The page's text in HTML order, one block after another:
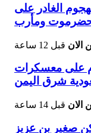
الغادر على
ومأرب
الان قبل 12 ساعة
على معسكرات
شرق اليمن
الان قبل 14 ساعة
صغير بن عزيز